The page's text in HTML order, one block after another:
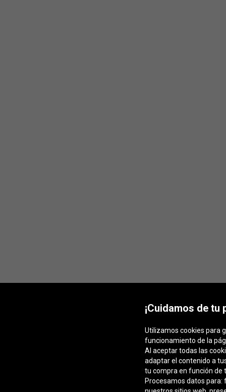
¡Cuidamos de tu
Utilizamos cookies para
funcionamiento de la
Al aceptar todas las
adaptar el contenido a
tu compra en función de
Procesamos datos para: